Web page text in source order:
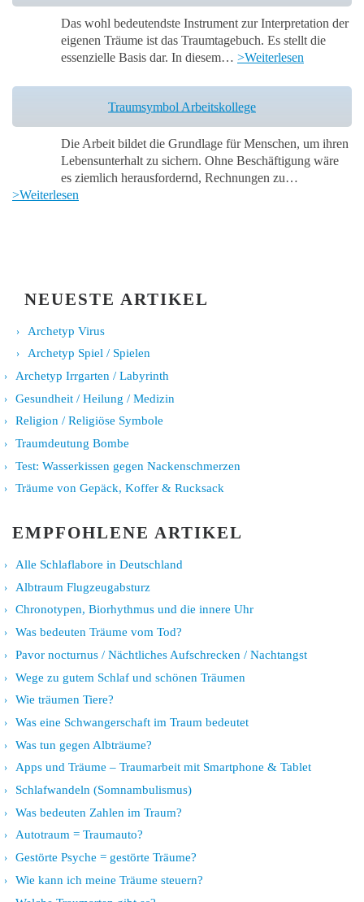
Das wohl bedeutendste Instrument zur Interpretation der
eigenen Träume ist das Traumtagebuch. Es stellt die
essenzielle Basis dar. In diesem… >Weiterlesen
Traumsymbol Arbeitskollege
Die Arbeit bildet die Grundlage für Menschen, um ihren
Lebensunterhalt zu sichern. Ohne Beschäftigung wäre
es ziemlich herausfordernd, Rechnungen zu…
>Weiterlesen
NEUESTE ARTIKEL
Archetyp Virus
Archetyp Spiel / Spielen
Archetyp Irrgarten / Labyrinth
Gesundheit / Heilung / Medizin
Religion / Religiöse Symbole
Traumdeutung Bombe
Test: Wasserkissen gegen Nackenschmerzen
Träume von Gepäck, Koffer & Rucksack
EMPFOHLENE ARTIKEL
Alle Schlaflabore in Deutschland
Albtraum Flugzeugabsturz
Chronotypen, Biorhythmus und die innere Uhr
Was bedeuten Träume vom Tod?
Pavor nocturnus / Nächtliches Aufschrecken / Nachtangst
Wege zu gutem Schlaf und schönen Träumen
Wie träumen Tiere?
Was eine Schwangerschaft im Traum bedeutet
Was tun gegen Albträume?
Apps und Träume – Traumarbeit mit Smartphone & Tablet
Schlafwandeln (Somnambulismus)
Was bedeuten Zahlen im Traum?
Autotraum = Traumauto?
Gestörte Psyche = gestörte Träume?
Wie kann ich meine Träume steuern?